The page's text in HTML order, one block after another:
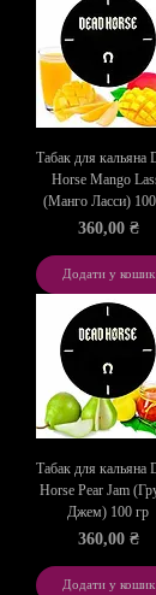
Табак для кальяна
Horse Mango
(Манго Ласси)
Ціна
360,00 ₴
Додати у кошик
Табак для кальяна
Horse Pear Jam
Джем) 100 гр
Ціна
360,00 ₴
Додати у кошик